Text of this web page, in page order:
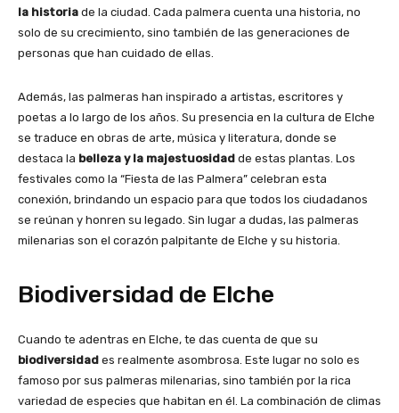
la historia de la ciudad. Cada palmera cuenta una historia, no
solo de su crecimiento, sino también de las generaciones de
personas que han cuidado de ellas.
Además, las palmeras han inspirado a artistas, escritores y
poetas a lo largo de los años. Su presencia en la cultura de Elche
se traduce en obras de arte, música y literatura, donde se
destaca la belleza y la majestuosidad de estas plantas. Los
festivales como la “Fiesta de las Palmera” celebran esta
conexión, brindando un espacio para que todos los ciudadanos
se reúnan y honren su legado. Sin lugar a dudas, las palmeras
milenarias son el corazón palpitante de Elche y su historia.
Biodiversidad de Elche
Cuando te adentras en Elche, te das cuenta de que su
biodiversidad es realmente asombrosa. Este lugar no solo es
famoso por sus palmeras milenarias, sino también por la rica
variedad de especies que habitan en él. La combinación de climas